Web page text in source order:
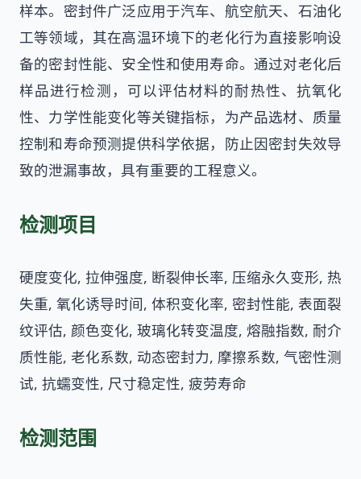
样本。密封件广泛应用于汽车、航空航天、石油化
工等领域，其在高温环境下的老化行为直接影响设
备的密封性能、安全性和使用寿命。通过对老化后
样品进行检测，可以评估材料的耐热性、抗氧化
性、力学性能变化等关键指标，为产品选材、质量
控制和寿命预测提供科学依据，防止因密封失效导
致的泄漏事故，具有重要的工程意义。
检测项目
硬度变化, 拉伸强度, 断裂伸长率, 压缩永久变形, 热
失重, 氧化诱导时间, 体积变化率, 密封性能, 表面裂
纹评估, 颜色变化, 玻璃化转变温度, 熔融指数, 耐介
质性能, 老化系数, 动态密封力, 摩擦系数, 气密性测
试, 抗蠕变性, 尺寸稳定性, 疲劳寿命
检测范围